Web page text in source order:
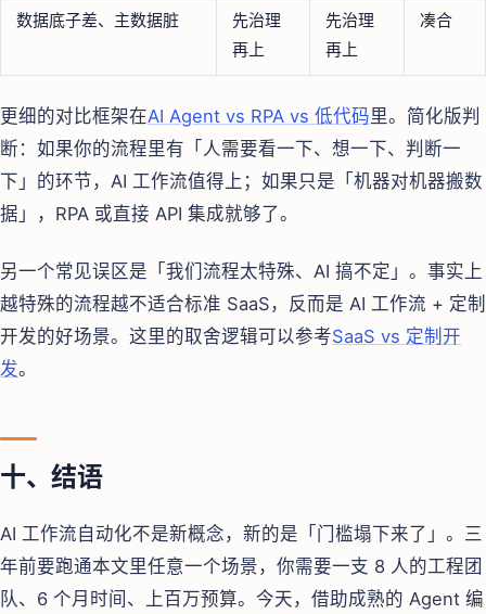
数据底子差、主数据脏
先治理
再上
先治理
再上
凑合
更细的对比框架在AI Agent vs RPA vs 低代码里。简化版判
断：如果你的流程里有「人需要看一下、想一下、判断一
下」的环节，AI 工作流值得上；如果只是「机器对机器搬数
据」，RPA 或直接 API 集成就够了。
另一个常见误区是「我们流程太特殊、AI 搞不定」。事实上
越特殊的流程越不适合标准 SaaS，反而是 AI 工作流 + 定制
开发的好场景。这里的取舍逻辑可以参考SaaS vs 定制开
发。
十、结语
AI 工作流自动化不是新概念，新的是「门槛塌下来了」。三
年前要跑通本文里任意一个场景，你需要一支 8 人的工程团
队、6 个月时间、上百万预算。今天，借助成熟的 Agent 编